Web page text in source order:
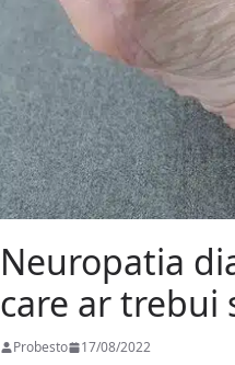
Neuropatia
care ar trebui
Probesto 17/08/2022